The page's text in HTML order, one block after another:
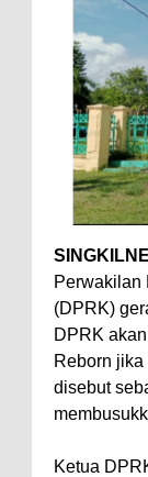
Perwakilan
(DPRK)
DPRK
Reborn
disebut
Ketua